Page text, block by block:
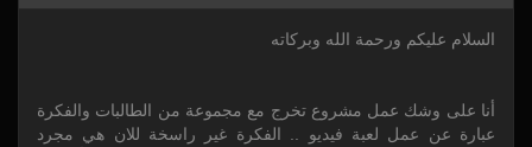
السلام عليكم ورحمة الله وبركاته
أنا على وشك عمل مشروع تخرج مع مجموعة من الطالبات والفكرة
عبارة عن عمل لعبة فيديو .. الفكرة غير راسخة للان هي مجرد